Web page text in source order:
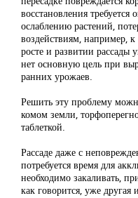
восстановления
ослаблению растений,
воздействиям, например,
росте и развитии рассады
нет основную цель при
ранних урожаев.
Решить эту проблему
комом земли,
таблеткой.
Рассаде даже с
потребуется время для
необходимо закаливать,
как говорится, уже другая